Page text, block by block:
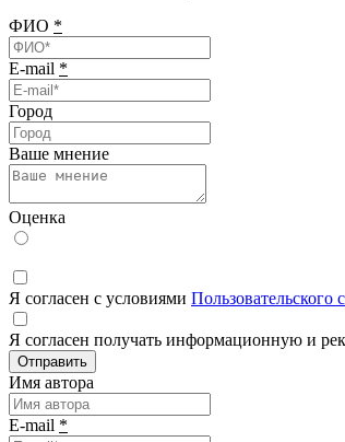
ФИО *
E-mail *
Город
Ваше мнение
Оценка
Я согласен с условиями Пользовательского
Я согласен получать информационную и
Отправить
Имя автора
E-mail *